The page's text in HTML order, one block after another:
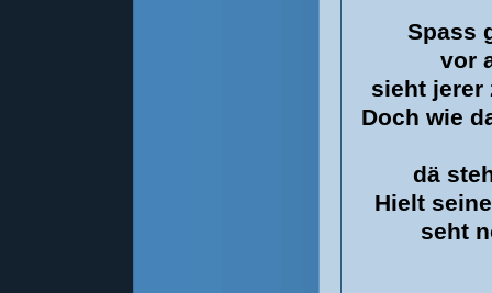
Spass
vor
sieht jerer
Doch wie
dä
Hielt
seht